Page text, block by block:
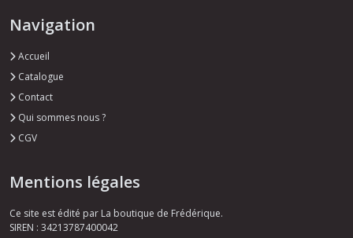
Navigation
Accueil
Catalogue
Contact
Qui sommes nous ?
CGV
Mentions légales
Ce site est édité par La boutique de Frédérique.
SIREN : 34213787400042